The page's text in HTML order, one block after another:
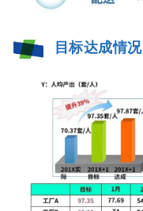
目标达成情况